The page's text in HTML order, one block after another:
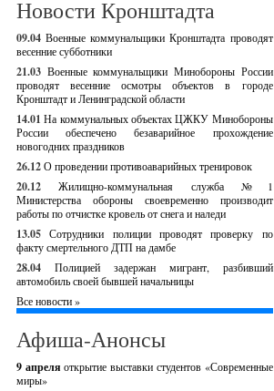
Новости Кронштадта
09.04 Военные коммунальщики Кронштадта проводят
весенние субботники
21.03 Военные коммунальщики Минобороны России
проводят весенние осмотры объектов в городе
Кронштадт и Ленинградской области
14.01 На коммунальных объектах ЦЖКУ Минобороны
России обеспечено безаварийное прохождение
новогодних праздников
26.12О проведении противоаварийных тренировок
20.12
Жилищно-коммунальная служба №1
Министерства обороны своевременно производит
работы по отчистке кровель от снега и наледи
13.05 Сотрудники полиции проводят проверку по
факту смертельного ДТП на дамбе
28.04
Полицией задержан мигрант, разбивший
автомобиль своей бывшей начальницы
Все новости »
Афиша-Анонсы
9 апреляоткрытие выставки студентов «Современные
миры»